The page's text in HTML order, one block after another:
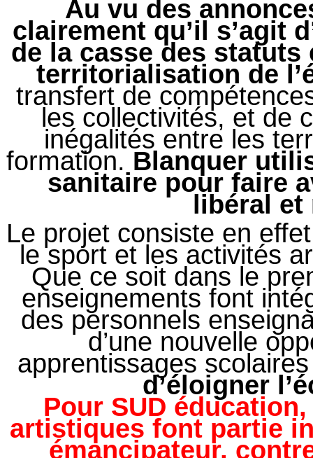
Au vu des
clairement qu’il s’agit
de la casse des statuts
territorialisation de
transfert de
les collectivités, et de
inégalités entre les
formation. Blanquer
sanitaire pour faire
libéral
Le projet consiste en
le sport et les activités
Que ce soit dans le
enseignements font
des personnels
d’une nouvelle
apprentissages
d’éloigner
Pour SUD
artistiques font partie
émancipateur,